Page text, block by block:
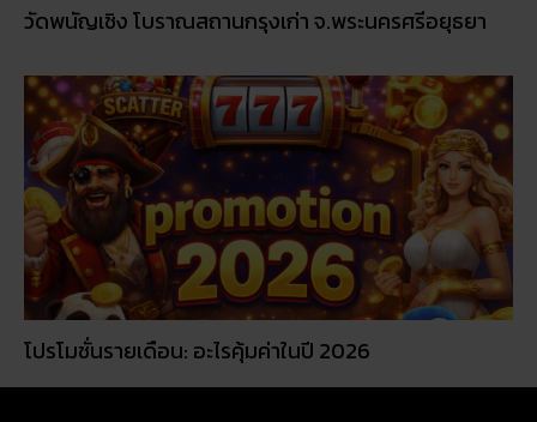
วัดพนัญเชิง โบราณสถานกรุงเก่า จ.พระนครศรีอยุธยา
โปรโมชั่นรายเดือน: อะไรคุ้มค่าในปี 2026